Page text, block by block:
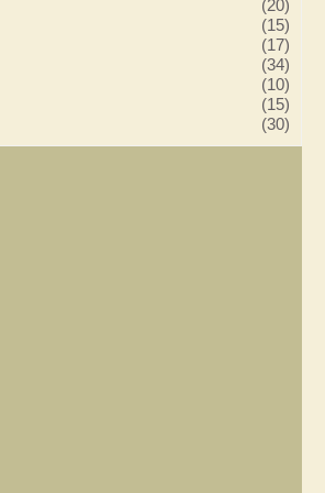
(20)
(15)
(17)
(34)
(10)
(15)
(30)